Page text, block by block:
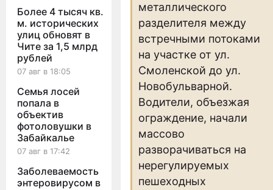
Более 4 тысяч кв.
м. исторических
улиц обновят в
Чите за 1,5 млрд
рублей
07 авг в 18:05
Семья лосей
попала в
объектив
фотоловушки в
Забайкалье
07 авг в 17:42
Заболеваемость
энтеровирусом в
металлического
разделителя между
встречными потоками
на участке от ул.
Смоленской до ул.
Новобульварной.
Водители, объезжая
ограждение, начали
массово
разворачиваться на
нерегулируемых
пешеходных